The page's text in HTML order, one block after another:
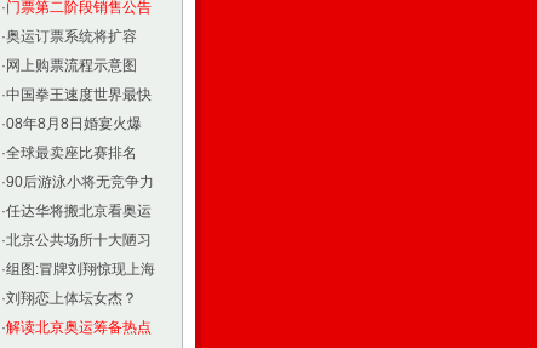
·门票第二阶段销售公告
·奥运订票系统将扩容
· 网上购票流程示意图
·中国拳王速度世界最快
·08年8月8日婚宴火爆
·全球最卖座比赛排名
·90后游泳小将无竞争力
·任达华将搬北京看奥运
·北京公共场所十大陋习
·组图:冒牌刘翔惊现上海
·刘翔恋上体坛女杰？
·解读北京奥运筹备热点